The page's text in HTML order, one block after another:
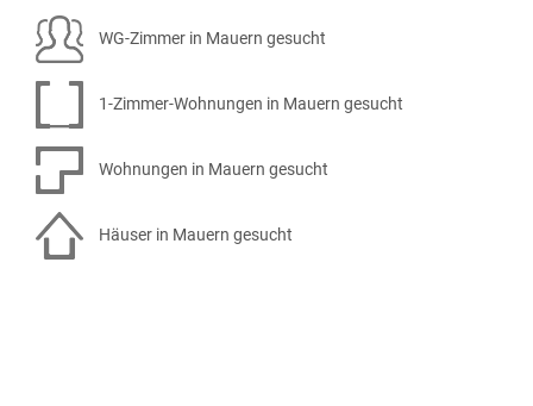
WG-Zimmer in Mauern gesucht
1-Zimmer-Wohnungen in Mauern gesucht
Wohnungen in Mauern gesucht
Häuser in Mauern gesucht